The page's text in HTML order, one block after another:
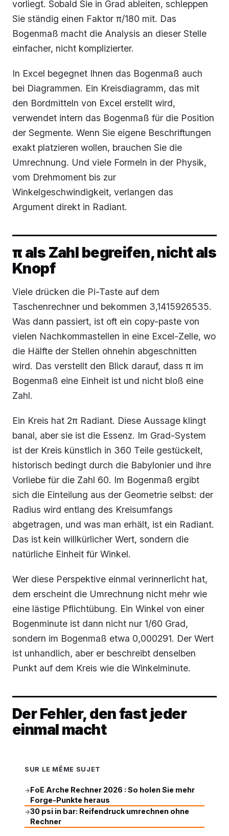
vorliegt. Sobald Sie in Grad ableiten, schleppen
Sie ständig einen Faktor π/180 mit. Das
Bogenmaß macht die Analysis an dieser Stelle
einfacher, nicht komplizierter.
In Excel begegnet Ihnen das Bogenmaß auch
bei Diagrammen. Ein Kreisdiagramm, das mit
den Bordmitteln von Excel erstellt wird,
verwendet intern das Bogenmaß für die Position
der Segmente. Wenn Sie eigene Beschriftungen
exakt platzieren wollen, brauchen Sie die
Umrechnung. Und viele Formeln in der Physik,
vom Drehmoment bis zur
Winkelgeschwindigkeit, verlangen das
Argument direkt in Radiant.
π als Zahl begreifen, nicht als
Knopf
Viele drücken die Pi-Taste auf dem
Taschenrechner und bekommen 3,1415926535.
Was dann passiert, ist oft ein copy-paste von
vielen Nachkommastellen in eine Excel-Zelle, wo
die Hälfte der Stellen ohnehin abgeschnitten
wird. Das verstellt den Blick darauf, dass π im
Bogenmaß eine Einheit ist und nicht bloß eine
Zahl.
Ein Kreis hat 2π Radiant. Diese Aussage klingt
banal, aber sie ist die Essenz. Im Grad-System
ist der Kreis künstlich in 360 Teile gestückelt,
historisch bedingt durch die Babylonier und ihre
Vorliebe für die Zahl 60. Im Bogenmaß ergibt
sich die Einteilung aus der Geometrie selbst: der
Radius wird entlang des Kreisumfangs
abgetragen, und was man erhält, ist ein Radiant.
Das ist kein willkürlicher Wert, sondern die
natürliche Einheit für Winkel.
Wer diese Perspektive einmal verinnerlicht hat,
dem erscheint die Umrechnung nicht mehr wie
eine lästige Pflichtübung. Ein Winkel von einer
Bogenminute ist dann nicht nur 1/60 Grad,
sondern im Bogenmaß etwa 0,000291. Der Wert
ist unhandlich, aber er beschreibt denselben
Punkt auf dem Kreis wie die Winkelminute.
Der Fehler, den fast jeder
einmal macht
SUR LE MÊME SUJET
→FoE Arche Rechner 2026 : So holen Sie mehr
Forge-Punkte heraus
→30 psi in bar: Reifendruck umrechnen ohne
Rechner